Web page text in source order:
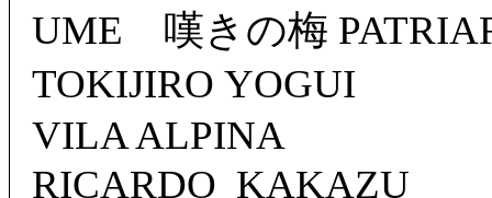
UME 嘆きの梅
TOKIJIRO YOGUI
VILA ALPINA
RICARDO